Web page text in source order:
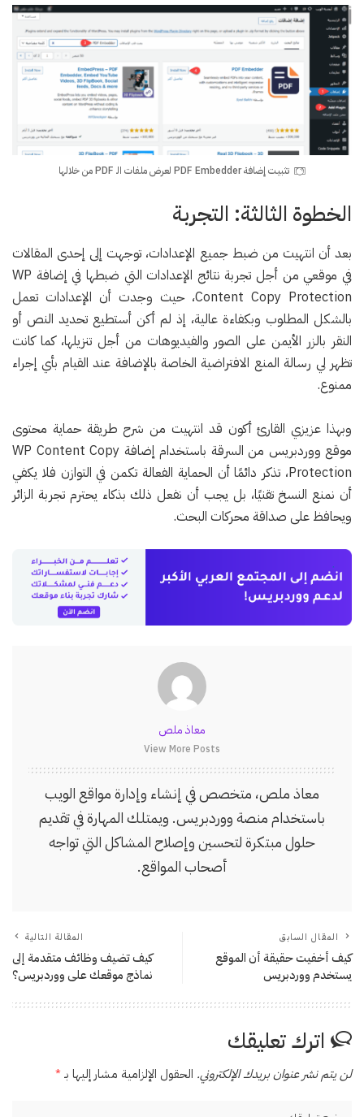
تثبيت إضافة PDF Embedder لعرض ملفات الـ PDF من خلالها
الخطوة الثالثة: التجربة
بعد أن انتهيت من ضبط جميع الإعدادات، توجهت إلى إحدى المقالات
في موقعي من أجل تجربة نتائج الإعدادات التي ضبطها في إضافة WP
Content Copy Protection، حيث وجدت أن الإعدادات تعمل
بالشكل المطلوب وبكفاءة عالية، إذ لم أكن أستطيع تحديد النص أو
النقر بالزر الأيمن على الصور والفيديوهات من أجل تنزيلها، كما كانت
تظهر لي رسالة المنع الافتراضية الخاصة بالإضافة عند القيام بأي إجراء
ممنوع.
وبهذا عزيزي القارئ أكون قد انتهيت من شرح طريقة حماية محتوى
موقع ووردبريس من السرقة باستخدام إضافة WP Content Copy
Protection، تذكر دائمًا أن الحماية الفعالة تكمن في التوازن فلا يكفي
أن نمنع النسخ تقنيًا، بل يجب أن نفعل ذلك بذكاء يحترم تجربة الزائر
ويحافظ على صداقة محركات البحث.
معاذ ملص
View More Posts
معاذ ملص، متخصص في إنشاء وإدارة مواقع الويب
باستخدام منصة ووردبريس. ويمتلك المهارة في تقديم
حلول مبتكرة لتحسين وإصلاح المشاكل التي تواجه
أصحاب المواقع.
المقال السابق
كيف أخفيت حقيقة أن الموقع
يستخدم ووردبريس
المقالة التالية
كيف تضيف وظائف متقدمة إلى
نماذج موقعك على ووردبريس؟
اترك تعليقك
لن يتم نشر عنوان بريدك الإلكتروني. الحقول الإلزامية مشار إليها بـ*